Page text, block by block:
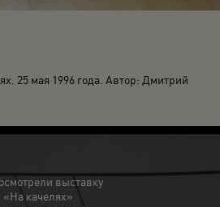
25 мая 1996 года. Автор: Дмитрий
выставку
«На качелях»